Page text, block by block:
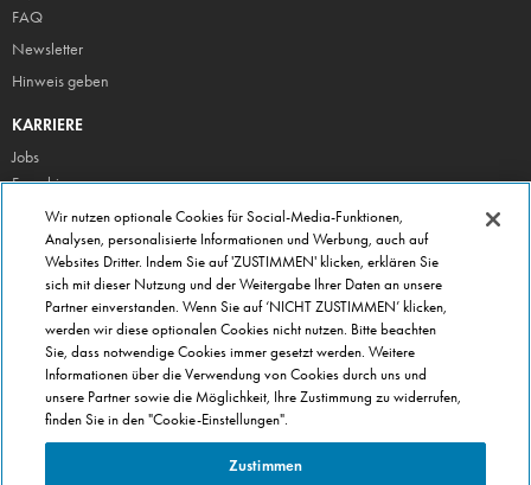
FAQ
Newsletter
Hinweis geben
KARRIERE
Jobs
Franchise
ÜBER DOMINO'S
Storesuche
Presse
Domino's App
Unternehmen
Geschenkgutscheine
Cookie Einstellungen
Datenschutz
Allgemeine Geschäftsbedingungen
Wir nutzen optionale Cookies für Social-Media-Funktionen,
Analysen, personalisierte Informationen und Werbung, auch auf
Websites Dritter. Indem Sie auf 'ZUSTIMMEN' klicken, erklären Sie
sich mit dieser Nutzung und der Weitergabe Ihrer Daten an unsere
Partner einverstanden. Wenn Sie auf ‘NICHT ZUSTIMMEN’ klicken,
werden wir diese optionalen Cookies nicht nutzen. Bitte beachten
Sie, dass notwendige Cookies immer gesetzt werden. Weitere
Informationen über die Verwendung von Cookies durch uns und
unsere Partner sowie die Möglichkeit, Ihre Zustimmung zu widerrufen,
finden Sie in den "Cookie-Einstellungen".
Zustimmen